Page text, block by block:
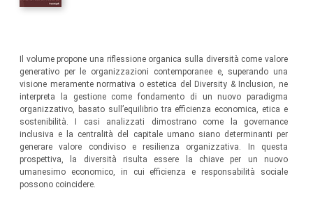
Il volume propone una riflessione organica sulla diversità come valore
generativo per le organizzazioni contemporanee e, superando una
visione meramente normativa o estetica del Diversity & Inclusion, ne
interpreta la gestione come fondamento di un nuovo paradigma
organizzativo, basato sull’equilibrio tra efficienza economica, etica e
sostenibilità. I casi analizzati dimostrano come la governance
inclusiva e la centralità del capitale umano siano determinanti per
generare valore condiviso e resilienza organizzativa. In questa
prospettiva, la diversità risulta essere la chiave per un nuovo
umanesimo economico, in cui efficienza e responsabilità sociale
possono coincidere.